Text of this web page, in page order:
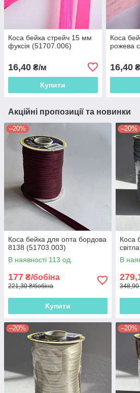
Коса бейка стрейч 15 мм
фуксія (51707.006)
16,40 ₴/м
Купити
Коса
рожева
16,40
Акційні пропозиції та новинки
–20%
Коса бейка для опта бордова
8138 (51703.003)
В наявності 113 од.
177 ₴/бобіна
221,30 ₴/бобіна
Купити
–20%
Коса
В
348,90
–20% –20%